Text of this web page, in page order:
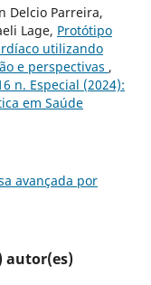
Delcio Parreira,
Lage, Protótipo
utilizando
e perspectivas ,
n. Especial (2024):
em Saúde
avançada por
autor(es)